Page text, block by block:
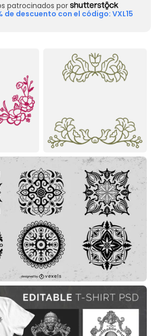
patrocinados por
de descuento con el código: VXL15